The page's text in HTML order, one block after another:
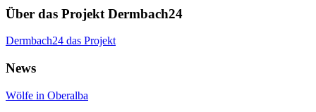
Über das Projekt Dermbach24
Dermbach24 das Projekt
News
Wölfe in Oberalba